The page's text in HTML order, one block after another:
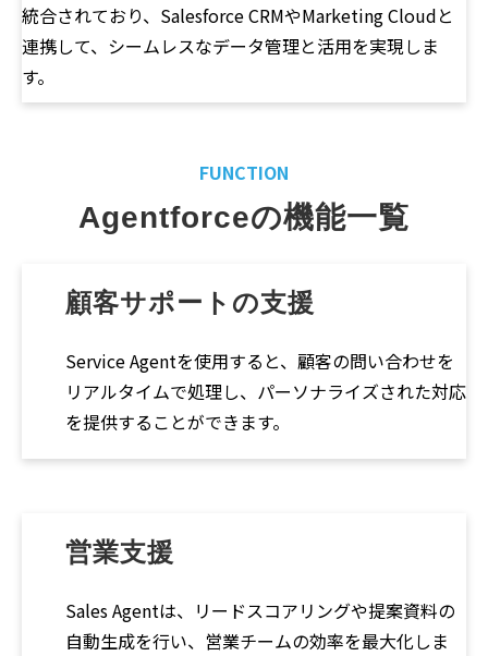
統合されており、Salesforce CRMやMarketing Cloudと
連携して、シームレスなデータ管理と活用を実現しま
す。
FUNCTION
Agentforceの機能一覧
顧客サポートの支援
Service Agentを使用すると、顧客の問い合わせを
リアルタイムで処理し、パーソナライズされた対応
を提供することができます。
営業支援
Sales Agentは、リードスコアリングや提案資料の
自動生成を行い、営業チームの効率を最大化しま